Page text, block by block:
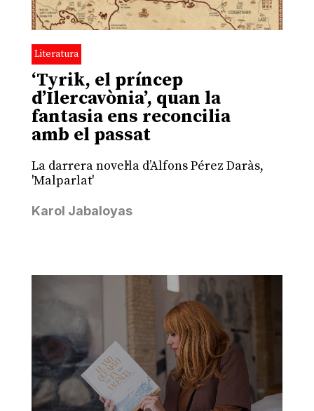
Literatura
‘Tyrik, el príncep
d’Ilercavònia’, quan la
fantasia ens reconcilia
amb el passat
La darrera novel·la d’Alfons Pérez Daràs,
'Malparlat'
Karol Jabaloyas